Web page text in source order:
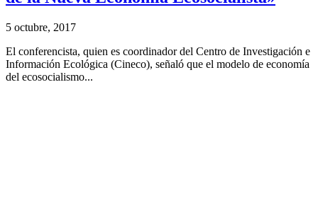
5 octubre, 2017
El conferencista, quien es coordinador del Centro de Investigación e
Información Ecológica (Cineco), señaló que el modelo de economía
del ecosocialismo...